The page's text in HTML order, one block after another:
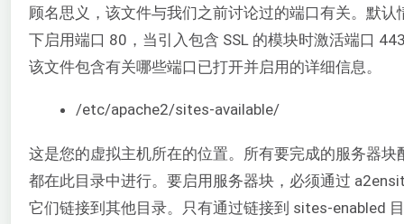
顾名思义，该文件与我们之前讨论过的端口有关。默认
下启用端口 80，当引入包含 SSL 的模块时激活端口
该文件包含有关哪些端口已打开并启用的详细信息。
/etc/apache2/sites-available/
这是您的虚拟主机所在的位置。所有要完成的服务器块
都在此目录中进行。要启用服务器块，必须通过
它们链接到其他目录。只有通过链接到 sites-enabled